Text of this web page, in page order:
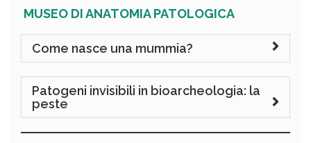
MUSEO DI ANATOMIA PATOLOGICA
Come nasce una mummia?
Patogeni invisibili in bioarcheologia: la
peste